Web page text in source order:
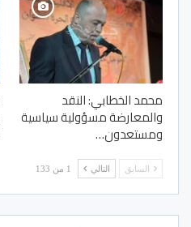
محمد الخطابي: النقد
والمعارضة مسؤولية سياسية
ومستعدون…
السابق التالي 1 من 133